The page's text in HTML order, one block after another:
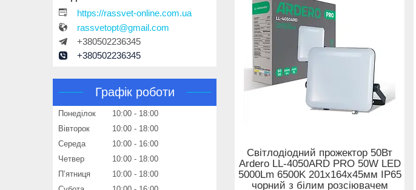
Світлодіодний прожектор 50Вт
Ardero LL-4050ARD PRO 50W LED
5000Lm 6500K 201х164х45мм IP65
чорний з білим розсіювачем
https://rassvet-online.com.ua
rassvetopt@gmail.com
+380502236345
+380502236345
Графік роботи
Понеділок 10:00
18:00
Вівторок
10:00
18:00
Середа
10:00
16:00
Четвер
10:00
18:00
Пʼятниця
10:00
18:00